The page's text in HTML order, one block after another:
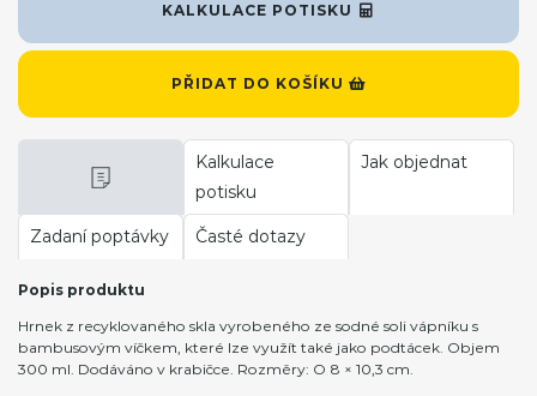
KALKULACE POTISKU
PŘIDAT DO KOŠÍKU
Kalkulace
potisku
Jak objednat
Zadaní poptávky Časté dotazy
Popis produktu
Hrnek z recyklovaného skla vyrobeného ze sodné soli vápníku s
bambusovým víčkem, které lze využít také jako podtácek. Objem
300 ml. Dodáváno v krabičce. Rozměry: O 8 × 10,3 cm.